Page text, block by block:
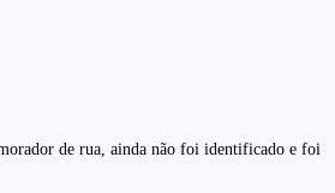
de rua, ainda não foi identificado e foi